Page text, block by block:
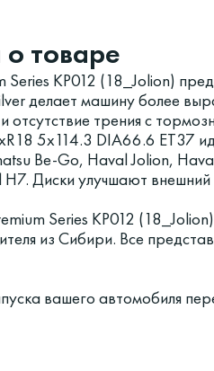
товаре
Series КР012 (18_Jolion)
делает машину более
отсутствие трения с
5x114.3 DIA66.6 ET37
Be-Go, Haval Jolion,
Диски улучшают
Series КР012
из Сибири. Все
вашего автомобиля